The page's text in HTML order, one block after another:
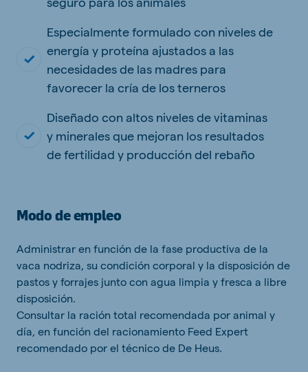
Especialmente formulado con niveles de
energía y proteína ajustados a las
necesidades de las madres para
favorecer la cría de los terneros
Diseñado con altos niveles de vitaminas
y minerales que mejoran los resultados
de fertilidad y producción del rebaño
Modo de empleo
Administrar en función de la fase productiva de la
vaca nodriza, su condición corporal y la disposición de
pastos y forrajes junto con agua limpia y fresca a libre
disposición.
Consultar la ración total recomendada por animal y
día, en función del racionamiento Feed Expert
recomendado por el técnico de De Heus.